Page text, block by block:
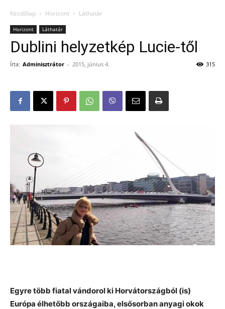
Kezdőlap Horizont Láthatár
Horizont Láthatár
Dublini helyzetkép Lucie-től
Írta: Adminisztrátor - 2015, június 4. 315
Egyre több fiatal vándorol ki Horvátországból (is)
Európa élhetőbb országaiba, elsősorban anyagi okok